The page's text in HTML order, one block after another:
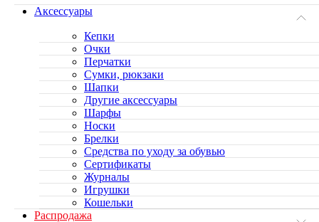
Аксессуары
Кепки
Очки
Перчатки
Сумки, рюкзаки
Шапки
Другие аксессуары
Шарфы
Носки
Брелки
Средства по уходу за обувью
Сертификаты
Журналы
Игрушки
Кошельки
Распродажа